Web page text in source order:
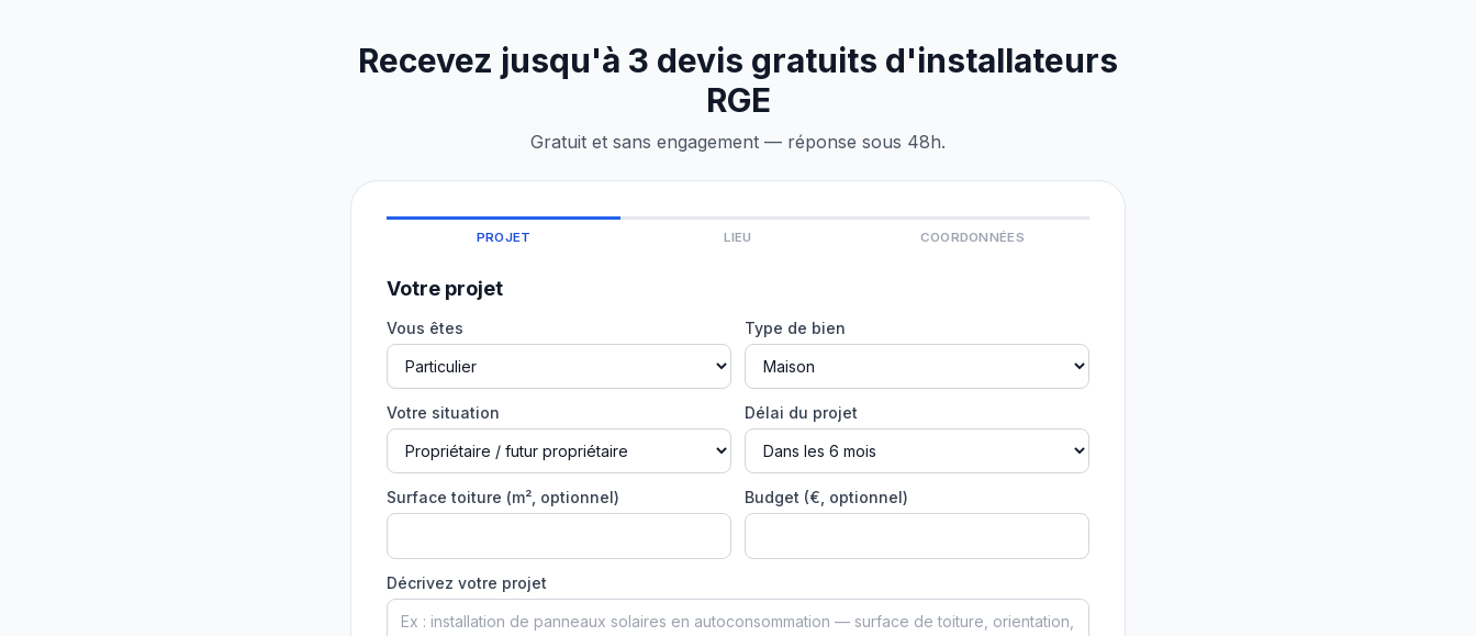
Recevez jusqu'à 3 devis gratuits d'installateurs
RGE
Gratuit et sans engagement — réponse sous 48h.
PROJET LIEU COORDONNÉES
Votre projet
Vous êtes Type de bien
Votre situation Délai du projet
Surface toiture (m², optionnel) Budget (€, optionnel)
Décrivez votre projet